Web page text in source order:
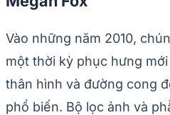
Vào những năm 2010,
một thời kỳ phục hưng mới
thân hình và đường cong
phổ biến. Bộ lọc ảnh và